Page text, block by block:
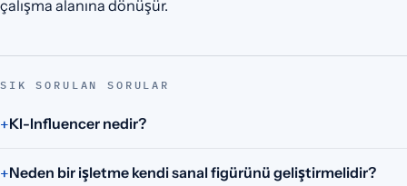
çalışma alanına dönüşür.
SIK SORULAN SORULAR
KI-Influencer nedir?
Neden bir işletme kendi sanal figürünü geliştirmelidir?